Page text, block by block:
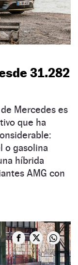
31.282
Mercedes es
que ha
o gasolina
híbrida
AMG con